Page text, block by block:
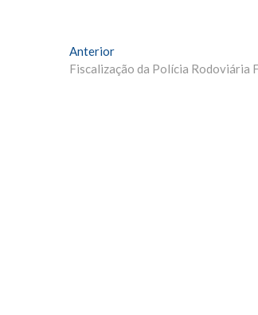
Navegação
de
AnteriorMatéria
Anterior:
Fiscalização da Polícia Rodoviária